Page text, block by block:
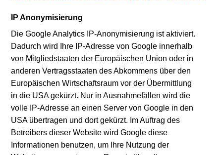
IP Anonymisierung
Die Google Analytics IP-Anonymisierung ist aktiviert.
Dadurch wird Ihre IP-Adresse von Google innerhalb
von Mitgliedstaaten der Europäischen Union oder in
anderen Vertragsstaaten des Abkommens über den
Europäischen Wirtschaftsraum vor der Übermittlung
in die USA gekürzt. Nur in Ausnahmefällen wird die
volle IP-Adresse an einen Server von Google in den
USA übertragen und dort gekürzt. Im Auftrag des
Betreibers dieser Website wird Google diese
Informationen benutzen, um Ihre Nutzung der